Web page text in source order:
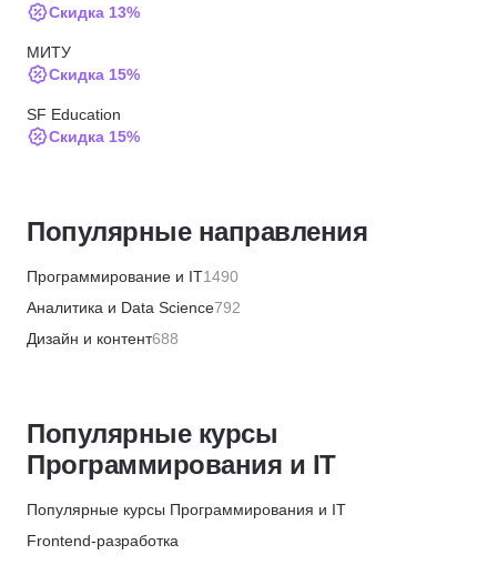
Скидка 13%
МИТУ
Скидка 15%
SF Education
Скидка 15%
МИПО
BABOKSchool
Институт профессиональных квалификаций
Скидка 5%
Скидка 5%
Merion Academy
Популярные направления
Программирование и IT1490
Аналитика и Data Science792
Дизайн и контент688
Финансы и бухгалтерия655
HR и рекрутинг327
Популярные курсы
Программирования и IT
Популярные курсы Программирования и IT
Frontend-разработка